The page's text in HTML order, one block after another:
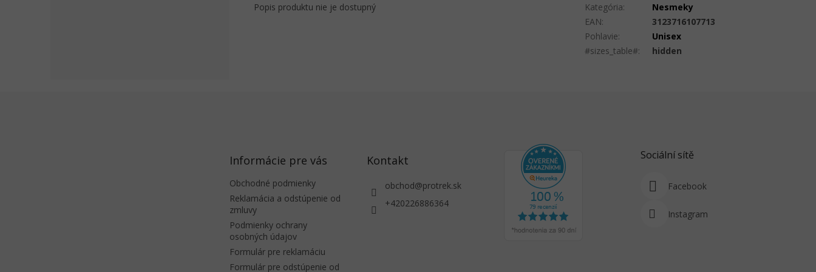
Popis produktu nie je dostupný Kategória:
Nesmeky
EAN:
3123716107713
Pohlavie:
Unisex
#sizes_table#: hidden
Informácie pre vás
Obchodné podmienky
Reklamácia a odstúpenie od
zmluvy
Podmienky ochrany
osobných údajov
Formulár pre reklamáciu
Formulár pre odstúpenie od
Kontakt
obchod@protrek.sk
+420226886364
Sociální sítě
Facebook
Instagram